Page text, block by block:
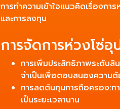
การทำความเข้าใจแนวคิดเรื่องก
และการลงทุน
การจัดการห่วงโซ่
การเพิ่มประสิทธิภาพระดับ
จำเป็นเพื่อตอบสนองความ
การลดต้นทุนการถือครอง:ก
เป็นระยะเวลานาน